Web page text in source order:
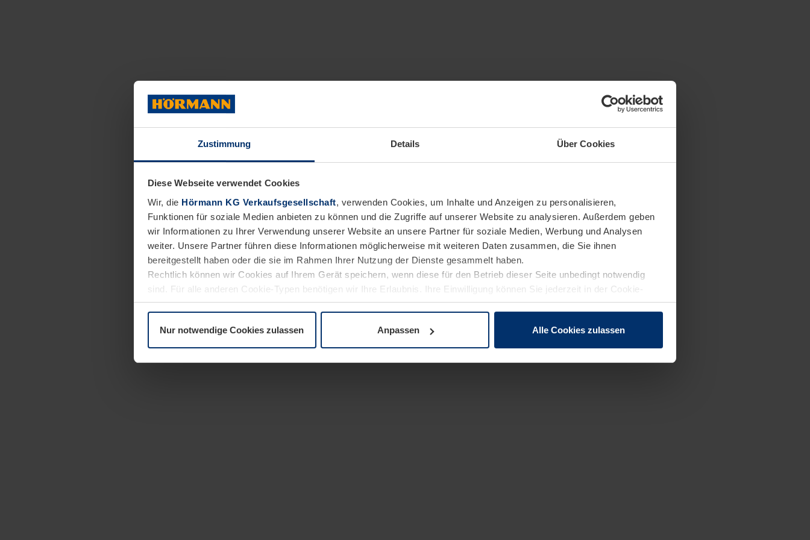
Zustimmung Details Über Cookies
Diese Webseite verwendet Cookies
Wir, die Hörmann KG Verkaufsgesellschaft, verwenden Cookies, um Inhalte und Anzeigen zu personalisieren,
Funktionen für soziale Medien anbieten zu können und die Zugriffe auf unserer Website zu analysieren. Außerdem geben
wir Informationen zu Ihrer Verwendung unserer Website an unsere Partner für soziale Medien, Werbung und Analysen
weiter. Unsere Partner führen diese Informationen möglicherweise mit weiteren Daten zusammen, die Sie ihnen
bereitgestellt haben oder die sie im Rahmen Ihrer Nutzung der Dienste gesammelt haben.
Rechtlich können wir Cookies auf Ihrem Gerät speichern, wenn diese für den Betrieb dieser Seite unbedingt notwendig
sind. Für alle anderen Cookie-Typen benötigen wir Ihre Erlaubnis. Ihre Einwilligung können Sie jederzeit in der Cookie-
Erläuterung auf der SeiteDatenschutzerklärungunserer Website ändern oder widerrufen.
Nur notwendige Cookies zulassen Anpassen Alle Cookies zulassen